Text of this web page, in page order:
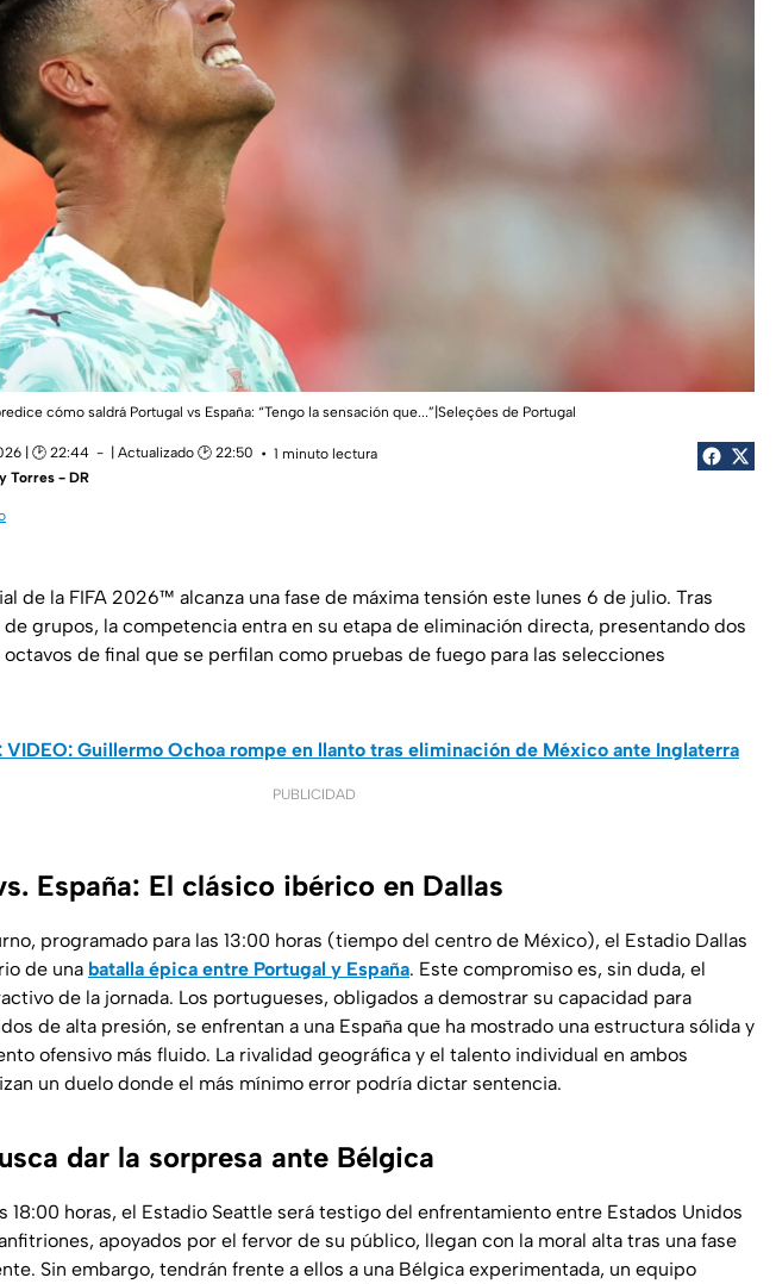
cómo saldrá Portugal vs España: “Tengo la sensación que...”|Seleções de Portugal
| 🕑 22:44 | Actualizado 🕑 22:50
1 minuto lectura
Torres - DR
de la FIFA 2026™ alcanza una fase de máxima tensión este lunes 6 de julio. Tras
de grupos, la competencia entra en su etapa de eliminación directa, presentando dos
de final que se perfilan como pruebas de fuego para las selecciones
VIDEO: Guillermo Ochoa rompe en llanto tras eliminación de México ante Inglaterra
PUBLICIDAD
España: El clásico ibérico en Dallas
programado para las 13:00 horas (tiempo del centro de México), el Estadio Dallas
de una batalla épica entre Portugal y España. Este compromiso es, sin duda, el
de la jornada. Los portugueses, obligados a demostrar su capacidad para
de alta presión, se enfrentan a una España que ha mostrado una estructura sólida y
ofensivo más fluido. La rivalidad geográfica y el talento individual en ambos
un duelo donde el más mínimo error podría dictar sentencia.
dar la sorpresa ante Bélgica
18:00 horas, el Estadio Seattle será testigo del enfrentamiento entre Estados Unidos
apoyados por el fervor de su público, llegan con la moral alta tras una fase
Sin embargo, tendrán frente a ellos a una Bélgica experimentada, un equipo